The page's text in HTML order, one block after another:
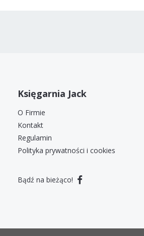
Księgarnia Jack
O Firmie
Kontakt
Regulamin
Polityka prywatności i cookies
Bądź na bieżąco!